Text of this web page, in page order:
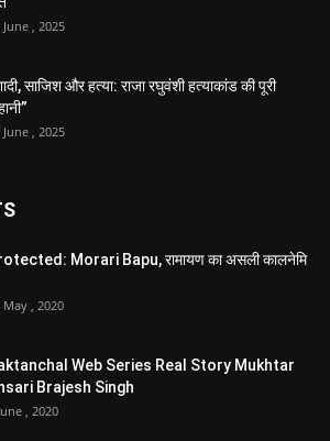
June , 2025
साजिश और हत्या: राजा रघुवंशी हत्याकांड की पूरी
June , 2025
Morari Bapu, रामायण का असली कालनेमि
May , 2020
Web Series Real Story Mukhtar
Brajesh Singh
, 2020